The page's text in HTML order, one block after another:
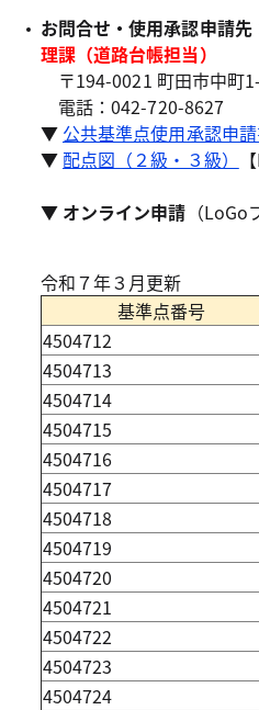
お問合せ・使用承認申請先
理課（道路台帳担当）
〒194-0021 町田市中町
電話：042-720-8627
▼ 公共基準点使用承認申請
▼ 配点図（２級・３級）
▼ オンライン申請 （
令和７年３月更新
基準点番号
4504712
4504713
4504714
4504715
4504716
4504717
4504718
4504719
4504720
4504721
4504722
4504723
4504724